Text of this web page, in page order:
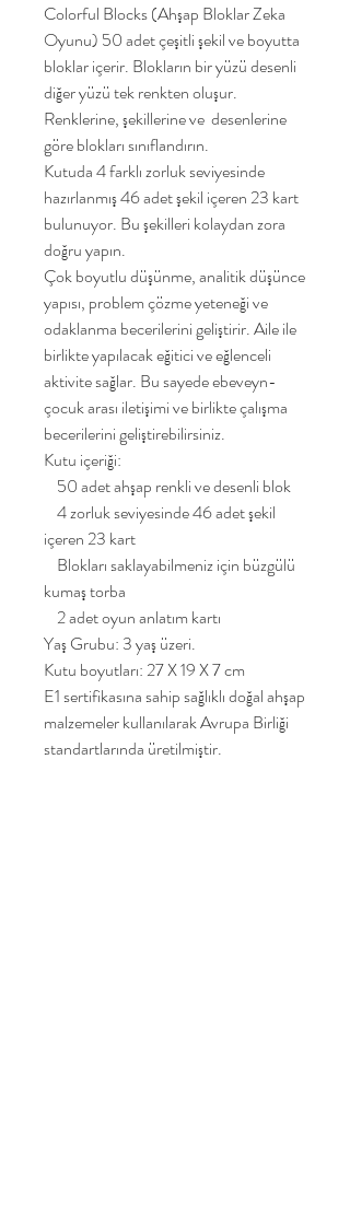
Colorful Blocks (Ahşap Bloklar Zeka
Oyunu) 50 adet çeşitli şekil ve boyutta
bloklar içerir. Blokların bir yüzü desenli
diğer yüzü tek renkten oluşur.
Renklerine, şekillerine ve desenlerine
göre blokları sınıflandırın.
Kutuda 4 farklı zorluk seviyesinde
hazırlanmış 46 adet şekil içeren 23 kart
bulunuyor. Bu şekilleri kolaydan zora
doğru yapın.
Çok boyutlu düşünme, analitik düşünce
yapısı, problem çözme yeteneği ve
odaklanma becerilerini geliştirir. Aile ile
birlikte yapılacak eğitici ve eğlenceli
aktivite sağlar. Bu sayede ebeveyn-
çocuk arası iletişimi ve birlikte çalışma
becerilerini geliştirebilirsiniz.
Kutu içeriği:
50 adet ahşap renkli ve desenli blok
4 zorluk seviyesinde 46 adet şekil
içeren 23 kart
Blokları saklayabilmeniz için büzgülü
kumaş torba
2 adet oyun anlatım kartı
Yaş Grubu: 3 yaş üzeri.
Kutu boyutları: 27 X 19 X 7 cm
E1 sertifikasına sahip sağlıklı doğal ahşap
malzemeler kullanılarak Avrupa Birliği
standartlarında üretilmiştir.